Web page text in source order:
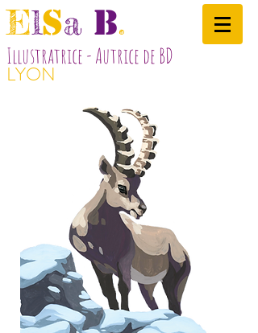
Elsa B.
Illustratrice - Autrice de BD
LYON